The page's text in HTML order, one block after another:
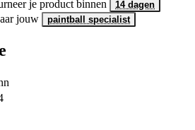
je product binnen 14 dagen